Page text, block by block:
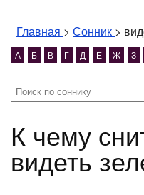
Главная > Сонник >
А Б В Г Д Е Ж З
К чему снится видеть зеленый лук что это такое?
видеть